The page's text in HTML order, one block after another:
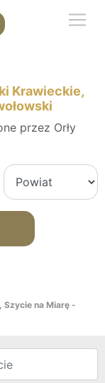
Krawieckie,
przez Orły
Szycie na Miarę -